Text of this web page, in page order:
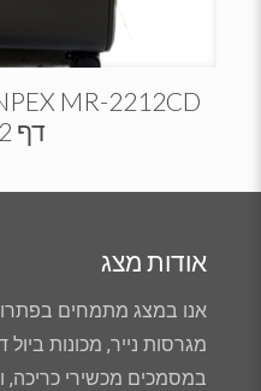
דף 22 ליטר
אודות מצג
אנו במצג מתמחים
מגרסות נייר, מכונות ביול
במסמכים מכשירי כריכה,